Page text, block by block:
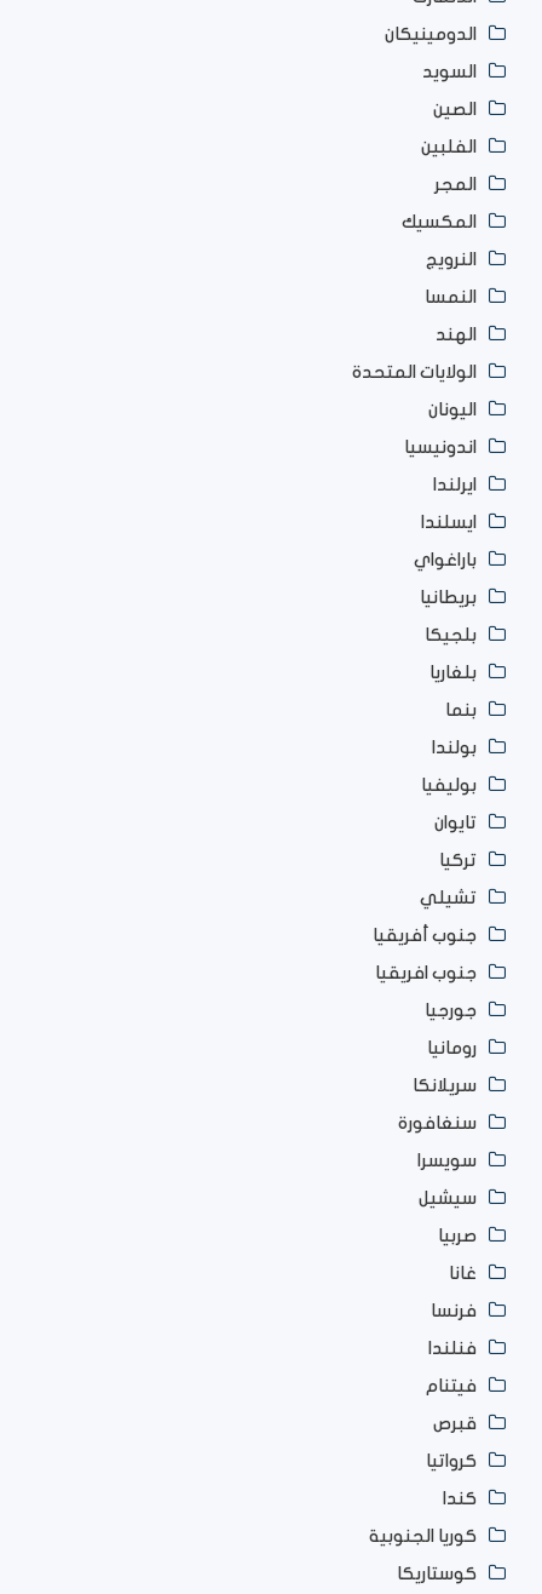
الدومينيكان
السويد
الصين
الفلبين
المجر
المكسيك
النرويج
النمسا
الهند
الولايات المتحدة
اليونان
اندونيسيا
ايرلندا
ايسلندا
باراغواي
بريطانيا
بلجيكا
بلغاريا
بنما
بولندا
بوليفيا
تايوان
تركيا
تشيلي
جنوب أفريقيا
جنوب افريقيا
جورجيا
رومانيا
سريلانكا
سنغافورة
سويسرا
سيشيل
صربيا
غانا
فرنسا
فنلندا
فيتنام
قبرص
كرواتيا
كندا
كوريا الجنوبية
كوستاريكا